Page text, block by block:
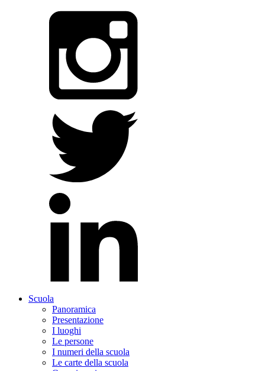
Scuola
Panoramica
Presentazione
I luoghi
Le persone
I numeri della scuola
Le carte della scuola